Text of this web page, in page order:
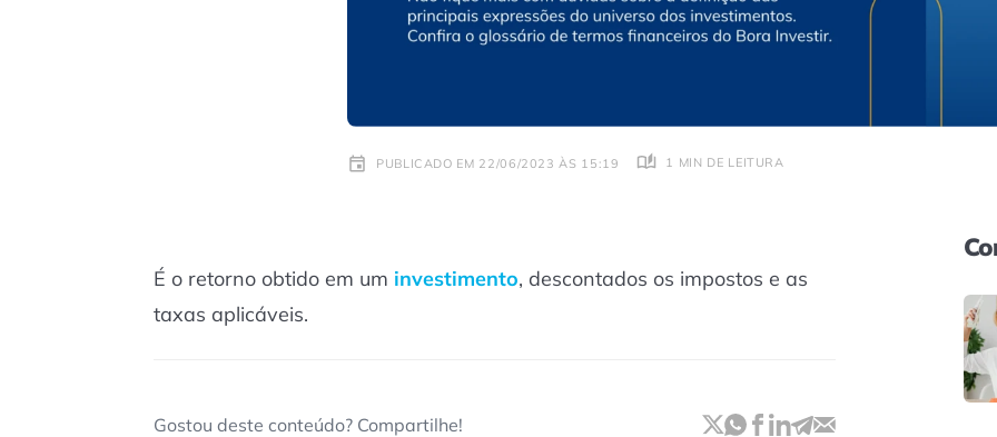
PUBLICADO EM 22/06/2023 ÀS 15:19 1 MIN DE LEITURA
É o retorno obtido em um investimento, descontados os impostos e as
taxas aplicáveis.
Gostou deste conteúdo? Compartilhe!